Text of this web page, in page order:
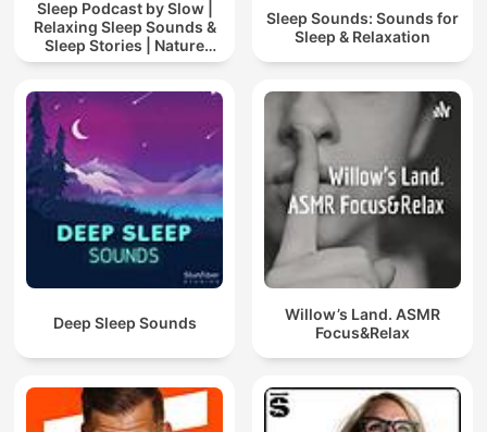
Sleep Podcast by Slow |
Relaxing Sleep Sounds &
Sleep Stories | Nature
Sound For Sleep | ASMR
Sleep Sounds: Sounds for
Sleep & Relaxation
Deep Sleep Sounds
Willow’s Land. ASMR
Focus&Relax